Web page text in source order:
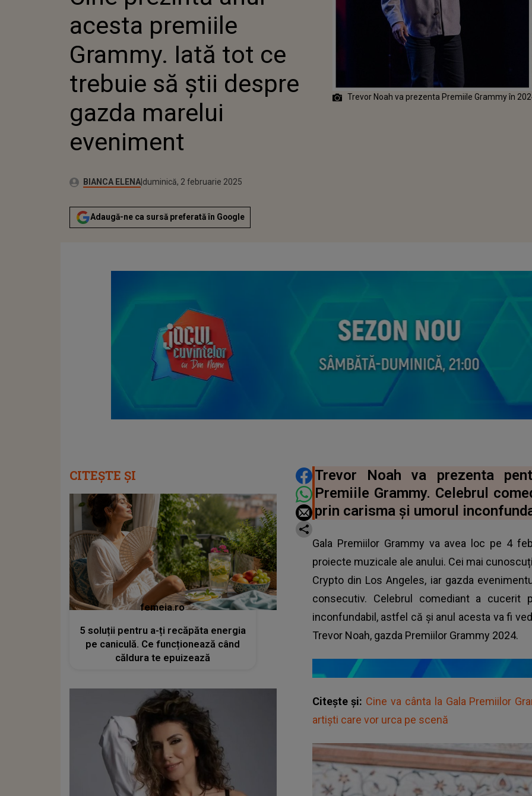
MARELUI EVENIMENT
acesta premiile
Grammy. Iată tot ce
trebuie să știi despre
gazda marelui
eveniment
Autor:BIANCA ELENAPublicat:
vineri, 2 februarie 2024
Actualizat:
duminică, 2 februarie 2025
Adaugă-ne ca sursă preferată în Google
Trevor Noah va prezenta Premiile Grammy în
DISTRIBUIE ARTICOLUL
Trevor Noah va prezenta
Premiile Grammy. Celebrul
prin carisma și umorul
Gala Premiilor Grammy va avea loc pe 4
proiecte muzicale ale anului. Cei mai
Crypto din Los Angeles, iar gazda
consecutiv. Celebrul comediant a
inconfundabil, astfel că și anul acesta va fi
Trevor Noah, gazda Premiilor Grammy 2024.
Citește și: Cine va cânta la Gala Premiilor
artiști care vor urca pe scenă
CITEȘTE ȘI
femeia.ro
5 soluții pentru a-ți recăpăta energia
pe caniculă. Ce funcționează când
căldura te epuizează